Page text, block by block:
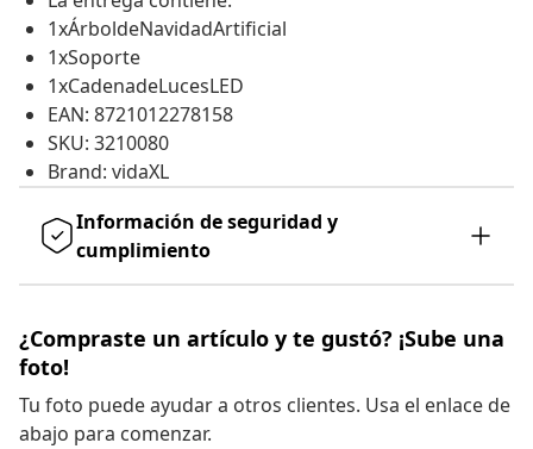
1xÁrboldeNavidadArtificial
1xSoporte
1xCadenadeLucesLED
EAN: 8721012278158
SKU: 3210080
Brand: vidaXL
Información de seguridad y
cumplimiento
¿Compraste un artículo y te gustó? ¡Sube una
foto!
Tu foto puede ayudar a otros clientes. Usa el enlace de
abajo para comenzar.